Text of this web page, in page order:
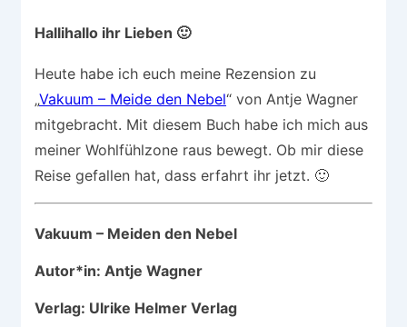
Hallihallo ihr Lieben 🙂
Heute habe ich euch meine Rezension zu
„Vakuum – Meide den Nebel“ von Antje Wagner
mitgebracht. Mit diesem Buch habe ich mich aus
meiner Wohlfühlzone raus bewegt. Ob mir diese
Reise gefallen hat, dass erfahrt ihr jetzt. 🙂
Vakuum – Meiden den Nebel
Autor*in: Antje Wagner
Verlag: Ulrike Helmer Verlag